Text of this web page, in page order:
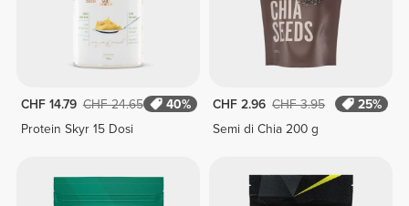
CHF 14.79 CHF 24.65
40%
Protein Skyr 15 Dosi
CHF 2.96 CHF 3.95
25%
Semi di Chia 200 g